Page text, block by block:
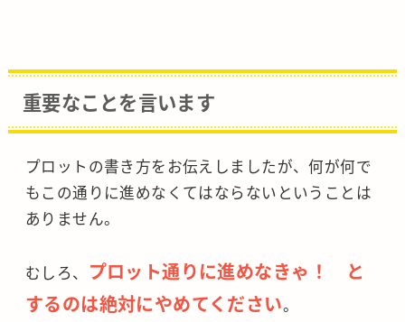
重要なことを言います
プロットの書き方をお伝えしましたが、何が何で
もこの通りに進めなくてはならないということは
ありません。
むしろ、 プロット通りに進めなきゃ！ と
するのは絶対にやめてください。